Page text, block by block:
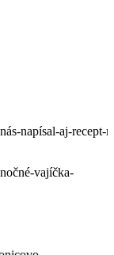
napísal-aj-recept-
vajíčka-